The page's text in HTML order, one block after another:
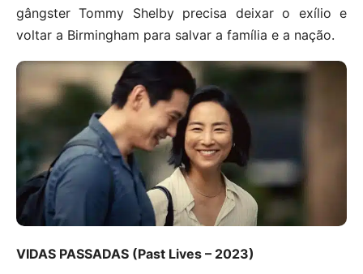
gângster Tommy Shelby precisa deixar o exílio e
voltar a Birmingham para salvar a família e a nação.
VIDAS PASSADAS (Past Lives – 2023)